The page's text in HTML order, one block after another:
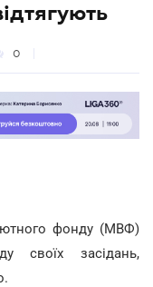
0
фонду (МВФ)
своїх засідань,